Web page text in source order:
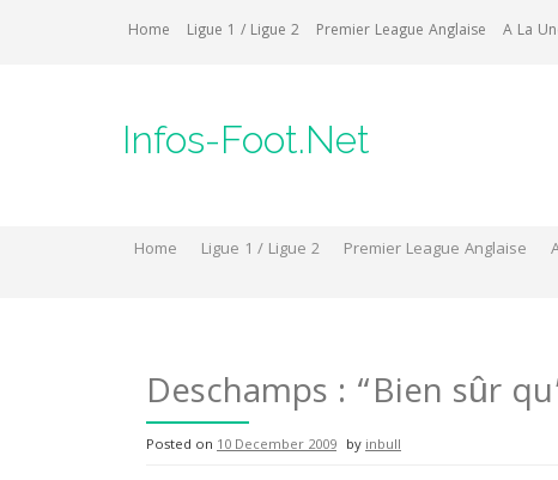
Home Ligue 1 / Ligue 2 Premier League Anglaise A La
Infos-Foot.Net
Home Ligue 1 / Ligue 2 Premier League Anglaise
Deschamps : “Bien sûr
Posted on 10 December 2009 byinbull